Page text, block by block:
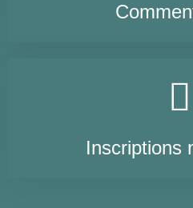
Inscriptions